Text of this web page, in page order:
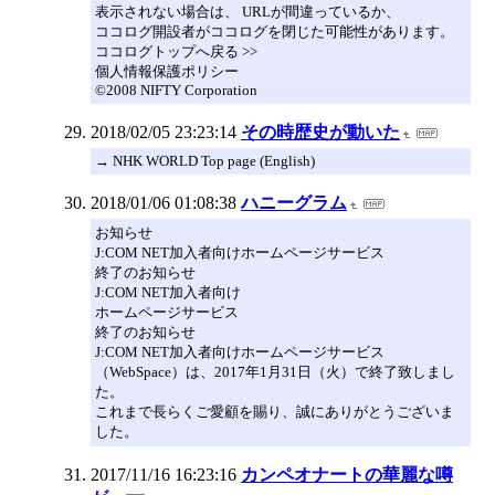
表示されない場合は、 URLが間違っているか、
ココログ開設者がココログを閉じた可能性があります。
ココログトップへ戻る >>
個人情報保護ポリシー
©2008 NIFTY Corporation
2018/02/05 23:23:14 その時歴史が動いた
→ NHK WORLD Top page (English)
2018/01/06 01:08:38 ハニーグラム
お知らせ
J:COM NET加入者向けホームページサービス
終了のお知らせ
J:COM NET加入者向け
ホームページサービス
終了のお知らせ
J:COM NET加入者向けホームページサービス
（WebSpace）は、2017年1月31日（火）で終了致しまし
た。
これまで長らくご愛顧を賜り、誠にありがとうございま
した。
2017/11/16 16:23:16 カンペオナートの華麗な噂